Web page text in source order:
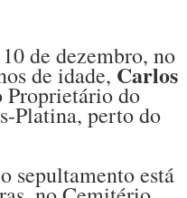
de dezembro, no
de idade, Carlos
Proprietário do
Platina, perto do
sepultamento está